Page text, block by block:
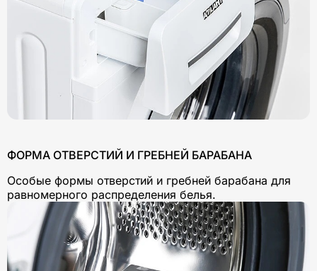
ФОРМА ОТВЕРСТИЙ И ГРЕБНЕЙ БАРАБАНА
Особые формы отверстий и гребней барабана для
равномерного распределения белья.